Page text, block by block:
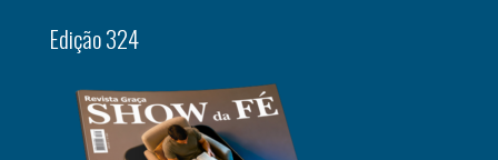
Edição 324